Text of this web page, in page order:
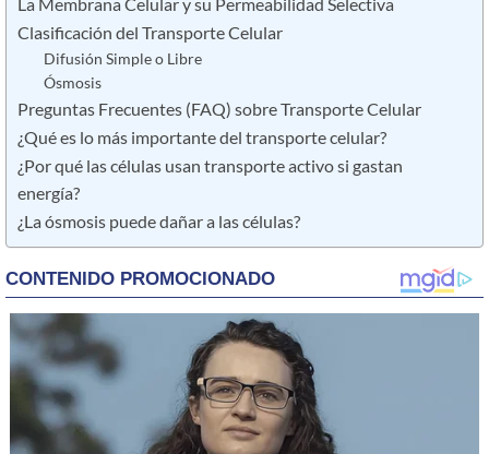
La Membrana Celular y su Permeabilidad Selectiva
Clasificación del Transporte Celular
Difusión Simple o Libre
Ósmosis
Preguntas Frecuentes (FAQ) sobre Transporte Celular
¿Qué es lo más importante del transporte celular?
¿Por qué las células usan transporte activo si gastan
energía?
¿La ósmosis puede dañar a las células?